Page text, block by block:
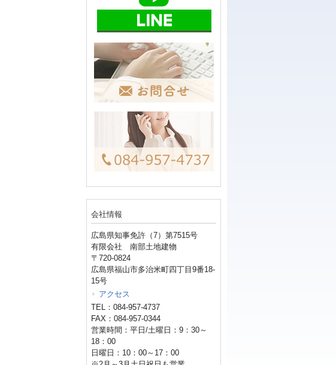
会社情報
広島県知事免許（7）第7515号
有限会社 南部土地建物
〒720-0824
広島県福山市多治米町四丁目9番18-
15号
アクセス
TEL：084-957-4737
FAX：084-957-0344
営業時間：平日/土曜日：9：30～
18：00
日曜日：10：00～17：00